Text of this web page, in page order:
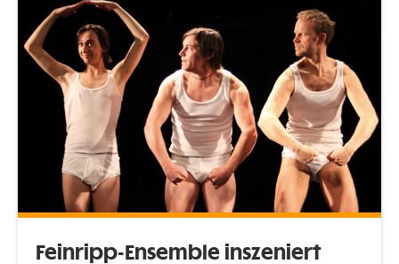
Feinripp-Ensemble inszeniert